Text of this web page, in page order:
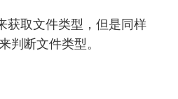
获取文件类型，但是同样
断文件类型。